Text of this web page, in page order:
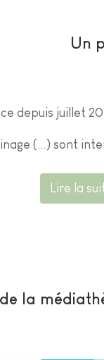
Un
depuis juillet
(...) sont
Lire la
la